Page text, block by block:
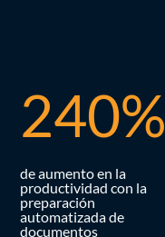
240%
de aumento en la
productividad con la
preparación
automatizada de
documentos